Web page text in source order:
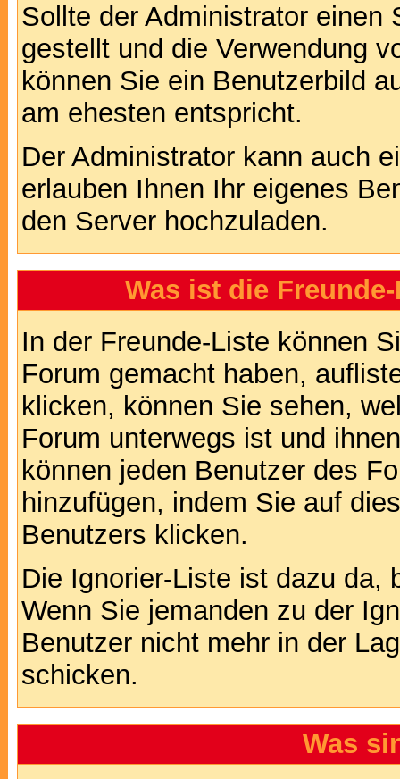
Sollte der Administrator einen
gestellt und die Verwendung
können Sie ein Benutzerbild
am ehesten entspricht.
Der Administrator kann auch
erlauben Ihnen Ihr eigenes
den Server hochzuladen.
Was ist die
In der Freunde-Liste können
Forum gemacht haben,
klicken, können Sie sehen,
Forum unterwegs ist und
können jeden Benutzer des
hinzufügen, indem Sie auf
Benutzers klicken.
Die Ignorier-Liste ist dazu da,
Wenn Sie jemanden zu der
Benutzer nicht mehr in der
schicken.
Was